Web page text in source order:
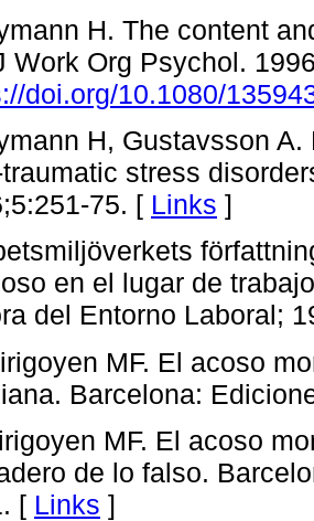
H. The content
Work Org Psychol.
doi.org/10.1080/
H, Gustavsson
stress
75. [ Links ]
en el lugar de
del Entorno Laboral;
MF. El acoso
Barcelona:
MF. El acoso
de lo falso.
[ Links ]